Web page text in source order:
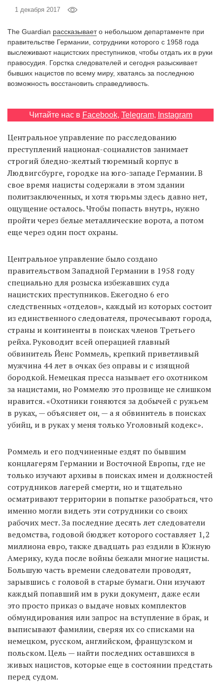
EN
UA
1 декабря 2017
The Guardian рассказываето небольшом департаменте при
правительстве Германии, сотрудники которого с 1958 года
выслеживают нацистских преступников, чтобы отдать их в руки
правосудия. Горстка следователей и сегодня разыскивает
бывших нацистов по всему миру, хватаясь за последнюю
возможность восстановить справедливость.
Читайте нас в Facebook, Telegram, Instagram
Центральное управление по расследованию
преступлений национал-социалистов занимает
строгий бледно-желтый тюремный корпус в
Людвигсбурге, городке на юго-западе Германии. В
свое время нацисты содержали в этом здании
политзаключенных, и хотя тюрьмы здесь давно нет,
ощущение осталось. Чтобы попасть внутрь, нужно
пройти через белые металлические ворота, а потом
еще через один пост охраны.
Центральное управление было создано
правительством Западной Германии в 1958 году
специально для розыска избежавших суда
нацистских преступников. Ежегодно 6 его
следственных «отделов», каждый из которых состоит
из единственного следователя, прочесывают города,
страны и континенты в поисках членов Третьего
рейха. Руководит всей операцией главный
обвинитель Йенс Роммель, крепкий приветливый
мужчина 44 лет в очках без оправы и с изящной
бородкой. Немецкая пресса называет его охотником
за нацистами, но Роммелю это прозвище не слишком
нравится. «Охотники гоняются за добычей с ружьем
в руках, — объясняет он, — а я обвинитель в поисках
убийц, и в руках у меня только Уголовный кодекс».
Роммель и его подчиненные ездят по бывшим
концлагерям Германии и Восточной Европы, где не
только изучают архивы в поисках имен и должностей
сотрудников лагерей смерти, но и тщательно
осматривают территории в попытке разобраться, что
именно могли видеть эти сотрудники со своих
рабочих мест. За последние десять лет следователи
ведомства, годовой бюджет которого составляет 1,2
миллиона евро, также двадцать раз ездили в Южную
Америку, куда после войны бежали многие нацисты.
Большую часть времени следователи проводят,
зарывшись с головой в старые бумаги. Они изучают
каждый попавший им в руки документ, даже если
это просто приказ о выдаче новых комплектов
обмундирования или запрос на вступление в брак, и
выписывают фамилии, сверяя их со списками на
немецком, русском, английском, французском и
польском. Цель — найти последних оставшихся в
живых нацистов, которые еще в состоянии предстать
перед судом.